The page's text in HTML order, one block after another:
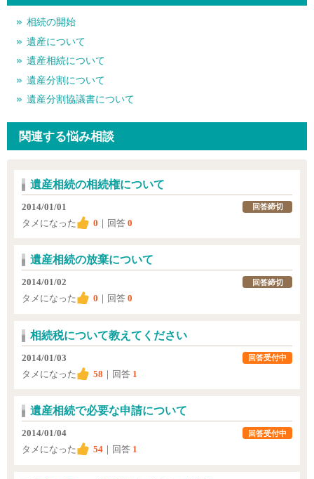
相続の開始
遺産について
遺産相続について
遺産分割について
遺産分割協議書について
関連する悩み相談
遺産相続の相続権について
2014/01/01
タメになった
0 ｜回答 0
回答締切
遺産相続の放棄について
2014/01/02
タメになった
0 ｜回答 0
回答締切
相続税について教えてください
2014/01/03
タメになった
58 ｜回答 1
回答受付中
遺産相続で必要な申請について
2014/01/04
タメになった
54 ｜回答 1
回答受付中